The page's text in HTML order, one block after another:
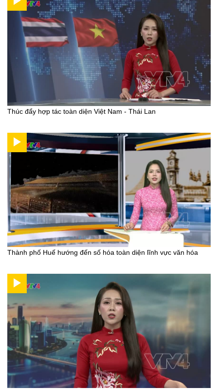
Thúc đẩy hợp tác toàn diện Việt Nam - Thái Lan
Thành phố Huế hướng đến số hóa toàn diện lĩnh vực văn hóa